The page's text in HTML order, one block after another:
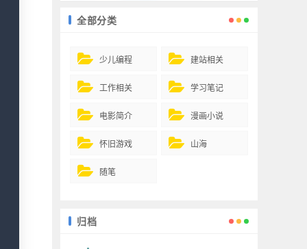
全部分类
少儿编程 建站相关
工作相关 学习笔记
电影简介 漫画小说
怀旧游戏 山海
随笔
归档